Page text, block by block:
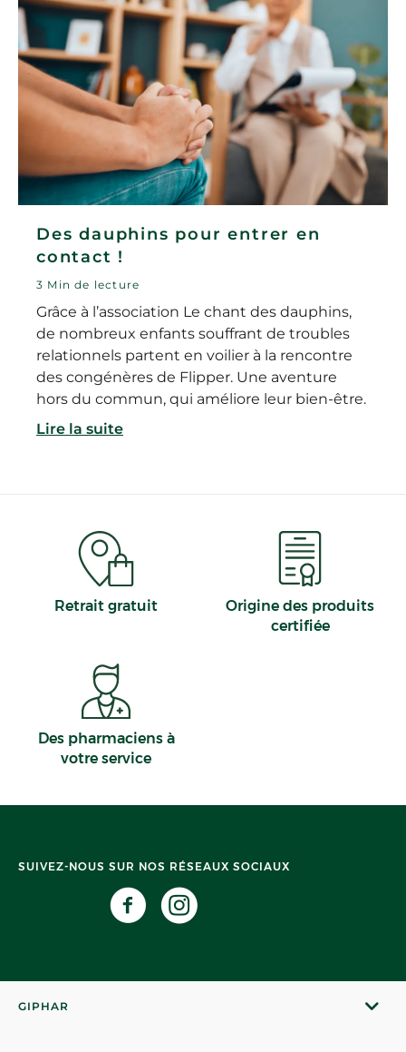
Des dauphins pour entrer en
contact !
3 Min de lecture
Grâce à l’association Le chant des dauphins,
de nombreux enfants souffrant de troubles
relationnels partent en voilier à la rencontre
des congénères de Flipper. Une aventure
hors du commun, qui améliore leur bien-être.
Lire la suite
Retrait gratuit
Origine des produits
certifiée
Des pharmaciens à
votre service
SUIVEZ-NOUS SUR NOS RÉSEAUX SOCIAUX
GIPHAR